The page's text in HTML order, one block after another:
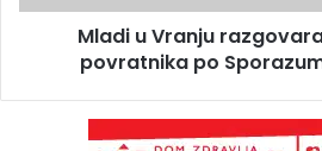
Mladi u Vranju
povratnika po